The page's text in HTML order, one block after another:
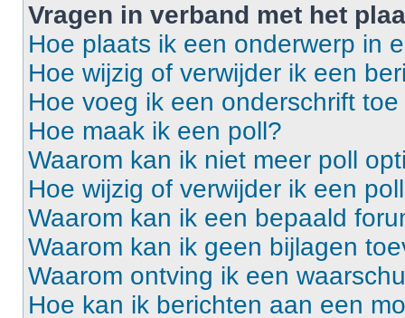
Vragen in verband met het
Hoe plaats ik een onderwerp in
Hoe wijzig of verwijder ik een
Hoe voeg ik een onderschrift
Hoe maak ik een poll?
Waarom kan ik niet meer poll
Hoe wijzig of verwijder ik een
Waarom kan ik een bepaald
Waarom kan ik geen bijlagen
Waarom ontving ik een
Hoe kan ik berichten aan een